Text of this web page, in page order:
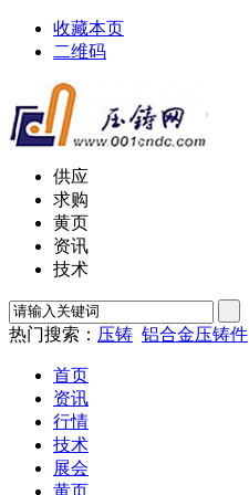
收藏本页
二维码
供应
求购
黄页
资讯
技术
热门搜索： 压铸 铝合金压铸件
首页
资讯
行情
技术
展会
黄页